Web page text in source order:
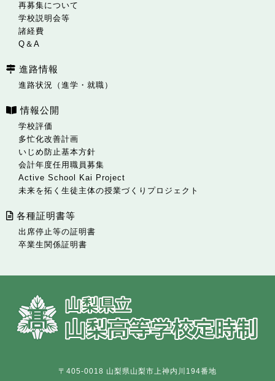
再募集について
学校説明会等
諸経費
Q＆A
進路情報
進路状況（進学・就職）
情報公開
学校評価
多忙化改善計画
いじめ防止基本方針
会計年度任用職員募集
Active School Kai Project
未来を拓く生徒主体の授業づくりプロジェクト
各種証明書等
出席停止等の証明書
卒業生関係証明書
〒405-0018 山梨県山梨市上神内川194番地